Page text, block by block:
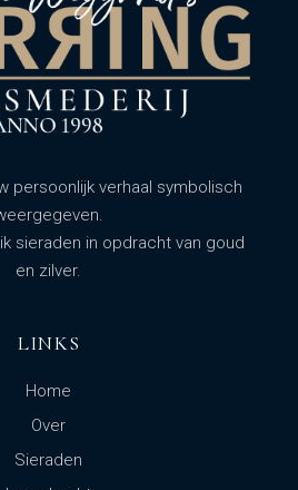
persoonlijk verhaal symbolisch
sieraden in opdracht van goud
en zilver.
LINKS
Home
Over
Sieraden